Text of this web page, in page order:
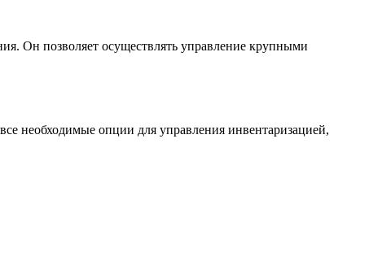
Он позволяет осуществлять управление крупными
необходимые опции для управления инвентаризацией,